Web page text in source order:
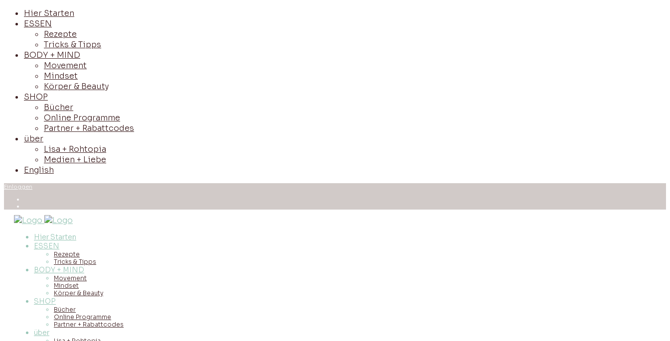
Hier Starten
ESSEN
Rezepte
Tricks & Tipps
BODY + MIND
Movement
Mindset
Körper & Beauty
SHOP
Bücher
Online Programme
Partner + Rabattcodes
über
Lisa + Rohtopia
Medien + Liebe
English
Einloggen
Hier Starten
ESSEN
Rezepte
Tricks & Tipps
BODY + MIND
Movement
Mindset
Körper & Beauty
SHOP
Bücher
Online Programme
Partner + Rabattcodes
über